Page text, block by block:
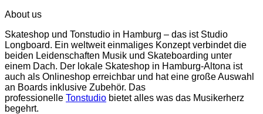
About us
Skateshop und Tonstudio in Hamburg – das ist Studio
Longboard. Ein weltweit einmaliges Konzept verbindet die
beiden Leidenschaften Musik und Skateboarding unter
einem Dach. Der lokale Skateshop in Hamburg-Altona ist
auch als Onlineshop erreichbar und hat eine große Auswahl
an Boards inklusive Zubehör. Das
professionelle Tonstudio bietet alles was das Musikerherz
begehrt.